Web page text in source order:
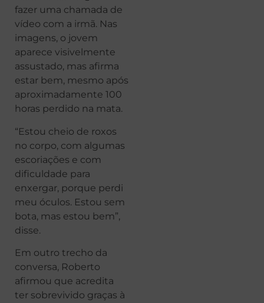
fazer uma chamada de
vídeo com a irmã. Nas
imagens, o jovem
aparece visivelmente
assustado, mas afirma
estar bem, mesmo após
aproximadamente 100
horas perdido na mata.
“Estou cheio de roxos
no corpo, com algumas
escoriações e com
dificuldade para
enxergar, porque perdi
meu óculos. Estou sem
bota, mas estou bem”,
disse.
Em outro trecho da
conversa, Roberto
afirmou que acredita
ter sobrevivido graças à